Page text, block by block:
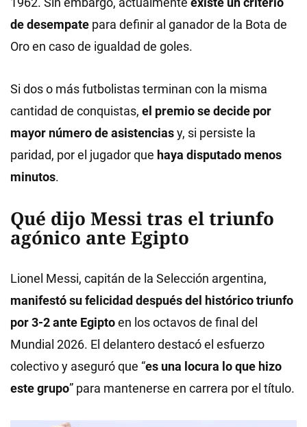
de desempate para definir al ganador de la Bota de
Oro en caso de igualdad de goles.
Si dos o más futbolistas terminan con la misma
cantidad de conquistas, el premio se decide por
mayor número de asistenciasy, si persiste la
paridad, por el jugador que haya disputado menos
minutos.
Qué dijo Messi tras el triunfo
agónico ante Egipto
Lionel Messi, capitán de la Selección argentina,
manifestó su felicidad después del histórico triunfo
por 3-2 ante Egiptoen los octavos de final del
Mundial 2026. El delantero destacó el esfuerzo
colectivo y aseguró que “es una locura lo que hizo
este grupo” para mantenerse en carrera por el título.